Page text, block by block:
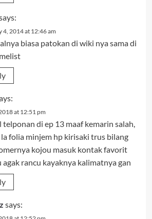
4, 2014 at 12:46 am
biasa patokan di wiki nya sama di
at 12:51 pm
telponan di ep 13 maaf kemarin salah,
la folia minjem hp kirisaki trus bilang
kojou masuk kontak favorit
agak rancu kayaknya kalimatnya gan
says: